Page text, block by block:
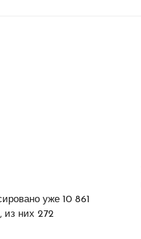
уже 10 861
из них 272